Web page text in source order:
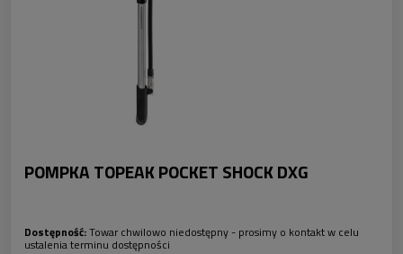
POMPKA TOPEAK POCKET SHOCK DXG
Dostępność:Towar chwilowo niedostępny - prosimy o kontakt w celu
ustalenia terminu dostępności